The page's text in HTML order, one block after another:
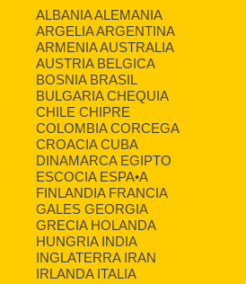
ALBANIA ALEMANIA
ARGELIA ARGENTINA
ARMENIA AUSTRALIA
AUSTRIA BELGICA
BOSNIA BRASIL
BULGARIA CHEQUIA
CHILE CHIPRE
COLOMBIA CORCEGA
CROACIA CUBA
DINAMARCA EGIPTO
ESCOCIA ESPA•A
FINLANDIA FRANCIA
GALES GEORGIA
GRECIA HOLANDA
HUNGRIA INDIA
INGLATERRA IRAN
IRLANDA ITALIA